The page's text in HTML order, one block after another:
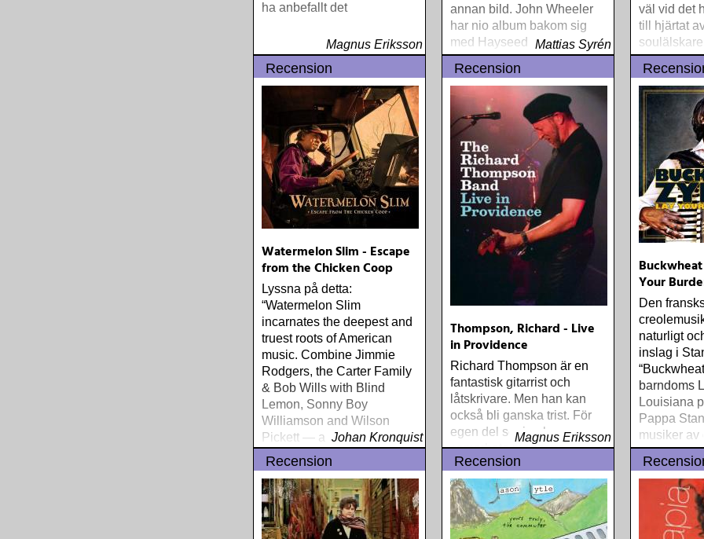
ha anbefallt det
Magnus Eriksson
annan bild. John Wheeler
har nio album bakom sig
med Hayseed DixieMattias Syrén
väl vid det
till hjärtat
soulälskare
Recension
Watermelon Slim - Escape
from the Chicken Coop
Lyssna på detta:
“Watermelon Slim
incarnates the deepest and
truest roots of American
music. Combine Jimmie
Rodgers, the Carter Family
& Bob Wills with Blind
Lemon, Sonny Boy
Williamson and Wilson
Pickett — and you have
Slim — a one of a kind
pickin’ & singin’ Okie
dynamo
Johan Kronquist
Recension
Thompson, Richard - Live
in Providence
Richard Thompson är en
fantastisk gitarrist och
låtskrivare. Men han kan
också bli ganska trist. För
egen del ser jag hans
samarbete med förra
hustrun Linda som Richard
Thompsons konstnärliga
kulmen. På sjuttiotalet
avlöste de suveräna
skivorna varandra. Men så
Magnus Eriksson
Your
Den
naturligt
inslag i
barndoms
Louisiana
Pappa
musiker av
hade såväl
tvättbräda
Recension Recension